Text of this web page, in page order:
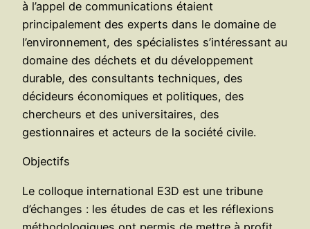
à l’appel de communications étaient
principalement des experts dans le domaine de
l’environnement, des spécialistes s’intéressant au
domaine des déchets et du développement
durable, des consultants techniques, des
décideurs économiques et politiques, des
chercheurs et des universitaires, des
gestionnaires et acteurs de la société civile.
Objectifs
Le colloque international E3D est une tribune
d’échanges : les études de cas et les réflexions